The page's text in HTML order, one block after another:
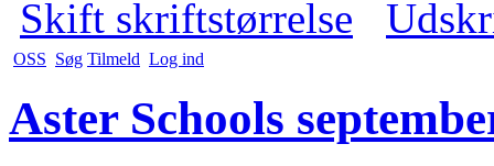
Skift skriftstørrelse
OSS Søg Tilmeld Log ind
Aster Schools